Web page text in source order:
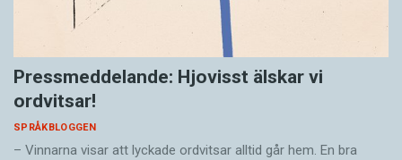
Pressmeddelande: Hjovisst älskar vi
ordvitsar!
SPRÅKBLOGGEN
– Vinnarna visar att lyckade ordvitsar alltid går hem. En bra